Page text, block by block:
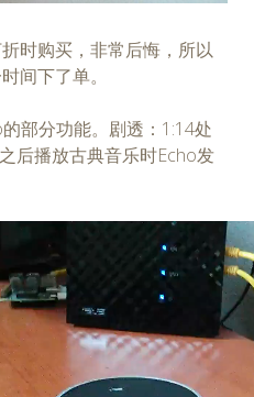
时购买，非常后悔，所以
间下了单。
部分功能。剧透：1:14处
后播放古典音乐时Echo发